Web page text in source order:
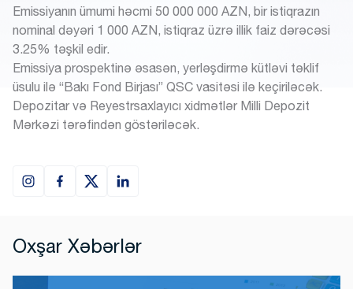
Emissiyanın ümumi həcmi 50 000 000 AZN, bir istiqrazın
nominal dəyəri 1 000 AZN, istiqraz üzrə illik faiz dərəcəsi
3.25% təşkil edir.
Emissiya prospektinə əsasən, yerləşdirmə kütləvi təklif
üsulu ilə “Bakı Fond Birjası” QSC vasitəsi ilə keçiriləcək.
Depozitar və Reyestrsaxlayıcı xidmətlər Milli Depozit
Mərkəzi tərəfindən göstəriləcək.
Oxşar Xəbərlər